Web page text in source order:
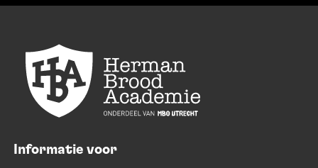
Informatie voor